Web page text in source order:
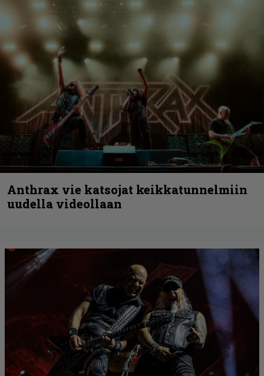
Anthrax vie katsojat keikkatunnelmiin
uudella videollaan